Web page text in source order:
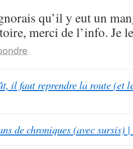
qu’il y eut un
merci de l’info. Je
il faut reprendre la route (et
de chroniques (avec sursis)